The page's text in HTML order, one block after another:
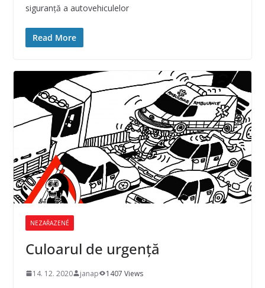
siguranţă a autovehiculelor
Read More
NEZAŘAZENÉ
Culoarul de urgenţă
14. 12. 2020 janap 1407 Views